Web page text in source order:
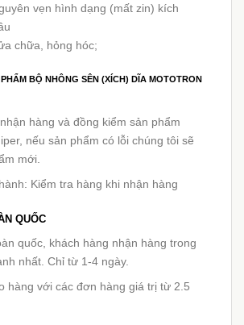
vẹn hình dạng (mất zin) kích
chữa, hỏng hóc;
BỘ NHÔNG SÊN (XÍCH) DĨA MOTOTRON
hàng và đồng kiểm sản phẩm
nếu sản phẩm có lỗi chúng tôi sẽ
mới.
Kiểm tra hàng khi nhận hàng
QUỐC
quốc, khách hàng nhận hàng trong
nhất. Chỉ từ 1-4 ngày.
hàng với các đơn hàng giá trị từ 2.5